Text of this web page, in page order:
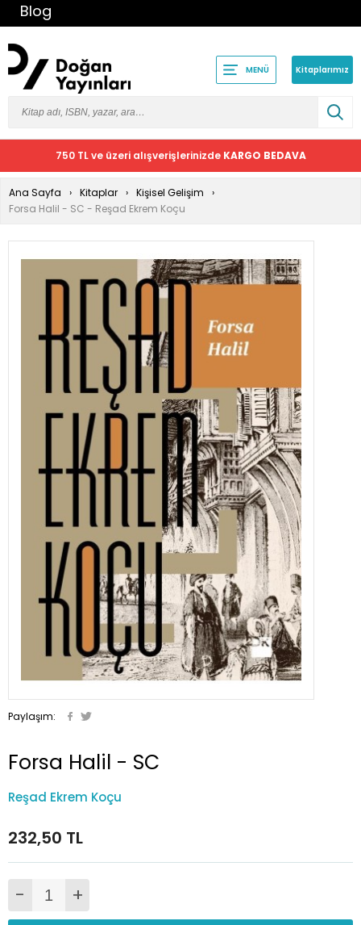
Blog
MENÜ Kitaplarımız
750 TL ve üzeri alışverişlerinizde KARGO BEDAVA
Ana Sayfa Kitaplar
Kişisel Gelişim
Forsa Halil - SC - Reşad Ekrem Koçu
Paylaşım:
Forsa Halil - SC
Reşad Ekrem Koçu
232,50 TL
- +